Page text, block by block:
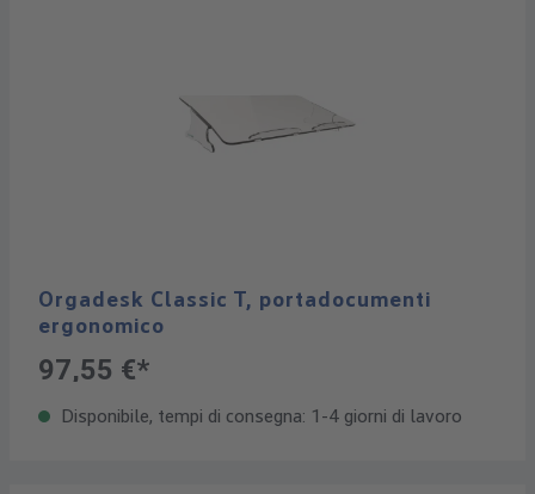
Orgadesk Classic T, portadocumenti
ergonomico
97,55 €*
Disponibile, tempi di consegna: 1-4 giorni di lavoro